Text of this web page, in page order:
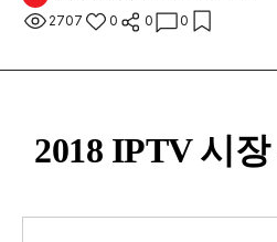
2707 0 0 0
2018 IPTV 시